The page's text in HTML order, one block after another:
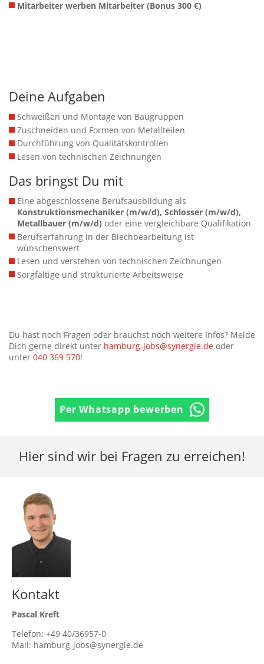
Mitarbeiter werben Mitarbeiter (Bonus 300 €)
Deine Aufgaben
Schweißen und Montage von Baugruppen
Zuschneiden und Formen von Metallteilen
Durchführung von Qualitätskontrollen
Lesen von technischen Zeichnungen
Das bringst Du mit
Eine abgeschlossene Berufsausbildung als
Konstruktionsmechaniker (m/w/d), Schlosser (m/w/d),
Metallbauer (m/w/d) oder eine vergleichbare Qualifikation
Berufserfahrung in der Blechbearbeitung ist
wünschenswert
Lesen und verstehen von technischen Zeichnungen
Sorgfältige und strukturierte Arbeitsweise
Du hast noch Fragen oder brauchst noch weitere Infos? Melde
Dich gerne direkt unter hamburg-jobs@synergie.de oder
unter 040 369 570!
Per Whatsapp bewerben
Hier sind wir bei Fragen zu erreichen!
Kontakt
Pascal Kreft
Telefon: +49 40/36957-0
Mail: hamburg-jobs@synergie.de